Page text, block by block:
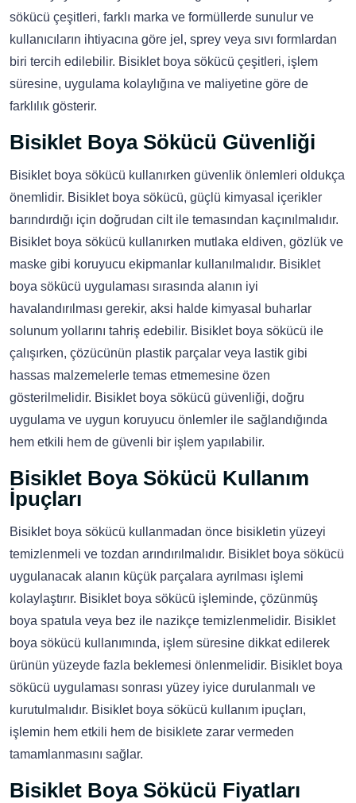
sökücü çeşitleri, farklı marka ve formüllerde sunulur ve
kullanıcıların ihtiyacına göre jel, sprey veya sıvı formlardan
biri tercih edilebilir. Bisiklet boya sökücü çeşitleri, işlem
süresine, uygulama kolaylığına ve maliyetine göre de
farklılık gösterir.
Bisiklet Boya Sökücü Güvenliği
Bisiklet boya sökücü kullanırken güvenlik önlemleri oldukça
önemlidir. Bisiklet boya sökücü, güçlü kimyasal içerikler
barındırdığı için doğrudan cilt ile temasından kaçınılmalıdır.
Bisiklet boya sökücü kullanırken mutlaka eldiven, gözlük ve
maske gibi koruyucu ekipmanlar kullanılmalıdır. Bisiklet
boya sökücü uygulaması sırasında alanın iyi
havalandırılması gerekir, aksi halde kimyasal buharlar
solunum yollarını tahriş edebilir. Bisiklet boya sökücü ile
çalışırken, çözücünün plastik parçalar veya lastik gibi
hassas malzemelerle temas etmemesine özen
gösterilmelidir. Bisiklet boya sökücü güvenliği, doğru
uygulama ve uygun koruyucu önlemler ile sağlandığında
hem etkili hem de güvenli bir işlem yapılabilir.
Bisiklet Boya Sökücü Kullanım
İpuçları
Bisiklet boya sökücü kullanmadan önce bisikletin yüzeyi
temizlenmeli ve tozdan arındırılmalıdır. Bisiklet boya sökücü
uygulanacak alanın küçük parçalara ayrılması işlemi
kolaylaştırır. Bisiklet boya sökücü işleminde, çözünmüş
boya spatula veya bez ile nazikçe temizlenmelidir. Bisiklet
boya sökücü kullanımında, işlem süresine dikkat edilerek
ürünün yüzeyde fazla beklemesi önlenmelidir. Bisiklet boya
sökücü uygulaması sonrası yüzey iyice durulanmalı ve
kurutulmalıdır. Bisiklet boya sökücü kullanım ipuçları,
işlemin hem etkili hem de bisiklete zarar vermeden
tamamlanmasını sağlar.
Bisiklet Boya Sökücü Fiyatları